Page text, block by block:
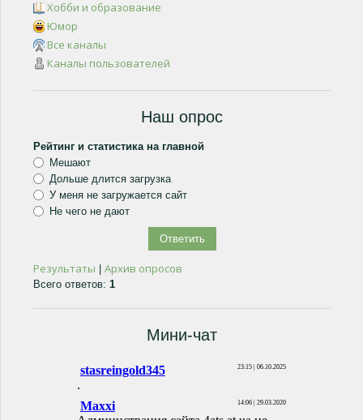
Хобби и образование
Юмор
Все каналы
Каналы пользователей
Наш опрос
Рейтинг и статистика на главной
Мешают
Дольше длится загрузка
У меня не загружается сайт
Не чего не дают
Результаты Архив опросов
Всего ответов: 1
Мини-чат